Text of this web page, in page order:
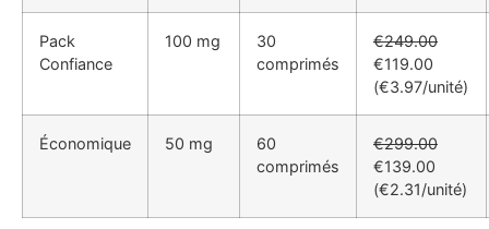
Pack
Confiance
100 mg
30
comprimés
€249.00
€119.00
(€3.97/unité)
Économique 50 mg
60
comprimés
€299.00
€139.00
(€2.31/unité)